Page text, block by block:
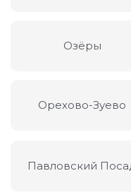
Озёры
Орехово-Зуево
Павловский